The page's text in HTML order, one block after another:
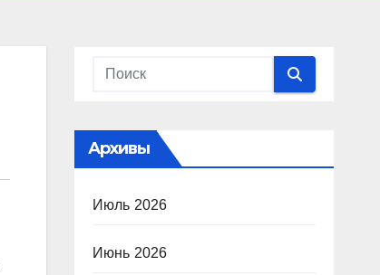
Архивы
Июль 2026
Июнь 2026